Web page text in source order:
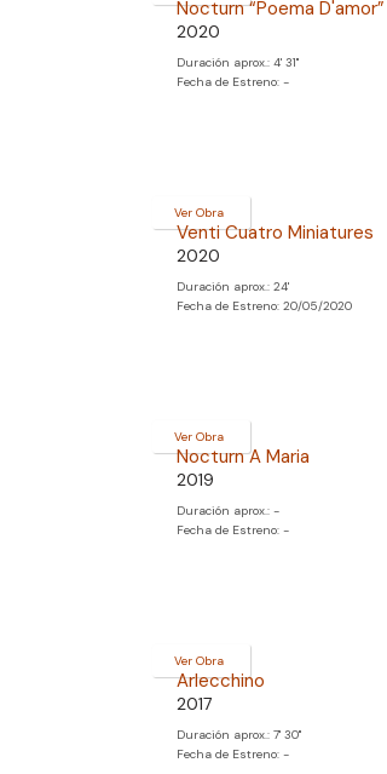
Nocturn “Poema D'amor”
2020
Duración aprox.: 4' 31''
Fecha de Estreno: -
Ver Obra
Venti Cuatro Miniatures
2020
Duración aprox.: 24'
Fecha de Estreno: 20/05/2020
Ver Obra
Nocturn A Maria
2019
Duración aprox.: -
Fecha de Estreno: -
Ver Obra
Arlecchino
2017
Duración aprox.: 7' 30''
Fecha de Estreno: -